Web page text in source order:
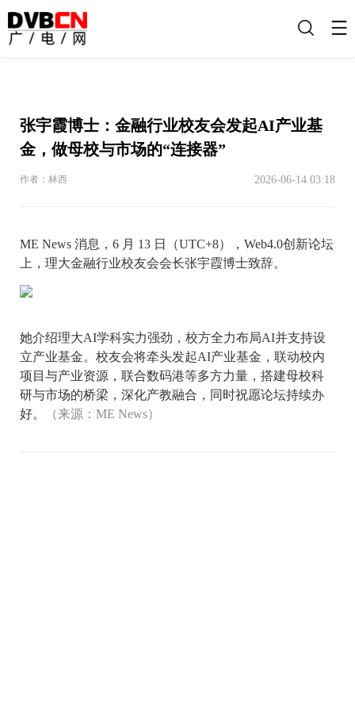
搜
张宇霞博士：金融行业校友会发起AI产业基
金，做母校与市场的“连接器”
作者：林西 2026-06-14 03:18
ME News 消息，6 月 13 日（UTC+8），Web4.0创新论坛
上，理大金融行业校友会会长张宇霞博士致辞。
她介绍理大AI学科实力强劲，校方全力布局AI并支持设
立产业基金。校友会将牵头发起AI产业基金，联动校内
项目与产业资源，联合数码港等多方力量，搭建母校科
研与市场的桥梁，深化产教融合，同时祝愿论坛持续办
好。
（来源：ME News）